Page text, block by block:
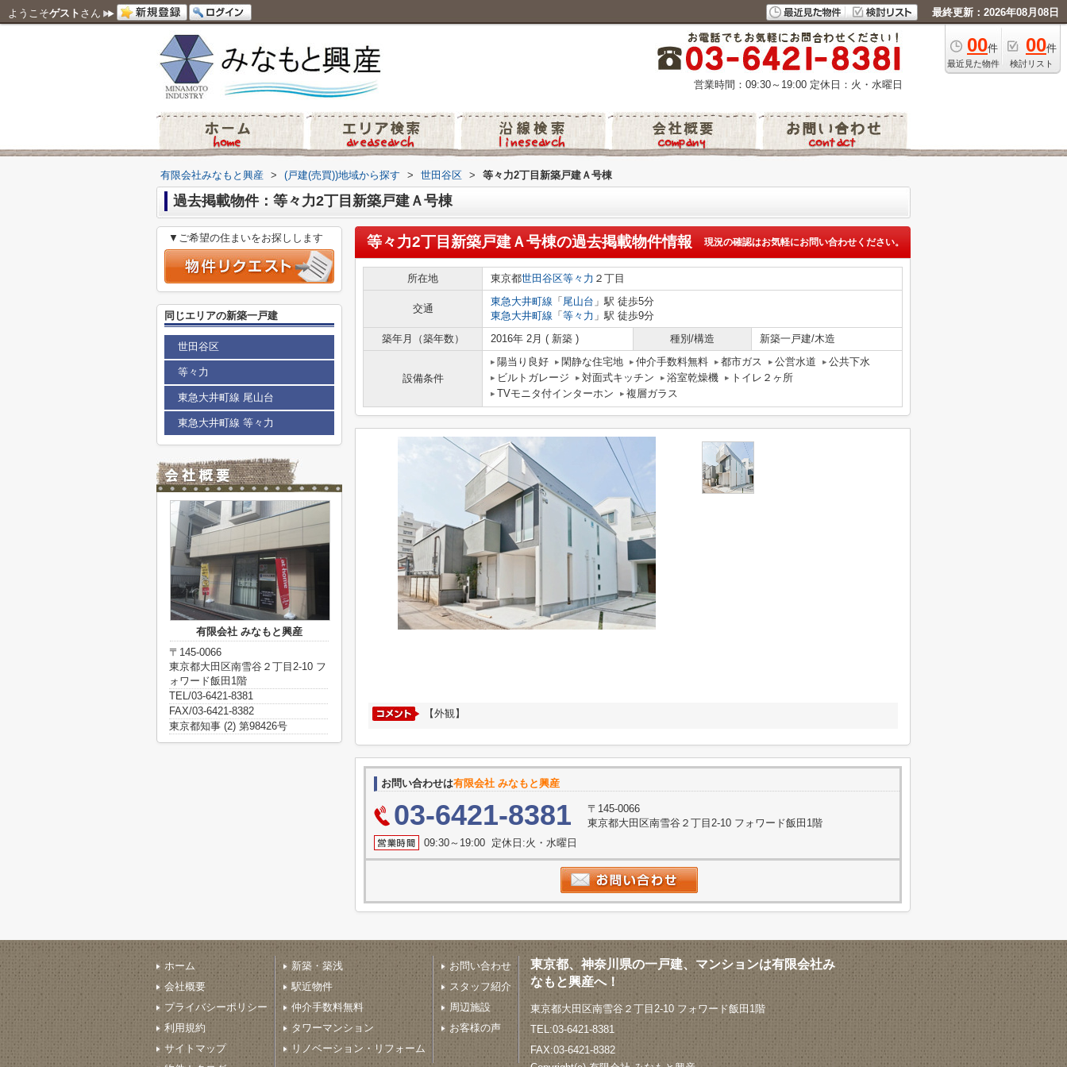
ようこそゲスト さん 最終更新：2026年08月08日
00件
最近見た物件
00件
検討リスト
営業時間：09:30～19:00 定休日：火・水曜日
有限会社みなもと興産 > (戸建(売買))地域から探す > 世田谷区 > 等々力2丁目新築戸建Ａ号棟
過去掲載物件：等々力2丁目新築戸建Ａ号棟
等々力2丁目新築戸建Ａ号棟の過去掲載物件情報 現況の確認はお気軽にお問い合わせください。
所在地 東京都世田谷区等々力 ２丁目
交通
東急大井町線 「 尾山台 」駅 徒歩5分
東急大井町線 「 等々力 」駅 徒歩9分
築年月（築年数）
2016年 2月 ( 新築 ) 種別/構造 新築一戸建/木造
設備条件
陽当り良好 閑静な住宅地 仲介手数料無料 都市ガス 公営水道
公共下水
ビルトガレージ
対面式キッチン 浴室乾燥機
トイレ２ヶ所
TVモニタ付インターホン
複層ガラス
【外観】
お問い合わせは有限会社 みなもと興産
03-6421-8381
〒145-0066
東京都大田区南雪谷２丁目2-10 フォワード飯田1階
09:30～19:00 定休日:火・水曜日
▼ご希望の住まいをお探しします
同じエリアの新築一戸建
世田谷区
等々力
東急大井町線 尾山台
東急大井町線 等々力
有限会社 みなもと興産
〒145-0066
東京都大田区南雪谷２丁目2-10 フ
ォワード飯田1階
TEL/03-6421-8381
FAX/03-6421-8382
東京都知事 (2) 第98426号
ホーム
会社概要
プライバシーポリシー
利用規約
サイトマップ
新築・築浅
駅近物件
仲介手数料無料
タワーマンション
リノベーション・リフォーム
お問い合わせ
スタッフ紹介
周辺施設
お客様の声
東京都、神奈川県の一戸建、マンションは有限会社み
なもと興産へ！
東京都大田区南雪谷２丁目2-10 フォワード飯田1階
TEL:03-6421-8381
FAX:03-6421-8382